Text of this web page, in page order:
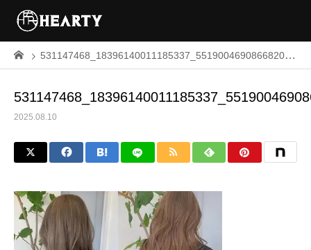
531147468_18396140011185337_5519004690866820609_n
2025.08.10